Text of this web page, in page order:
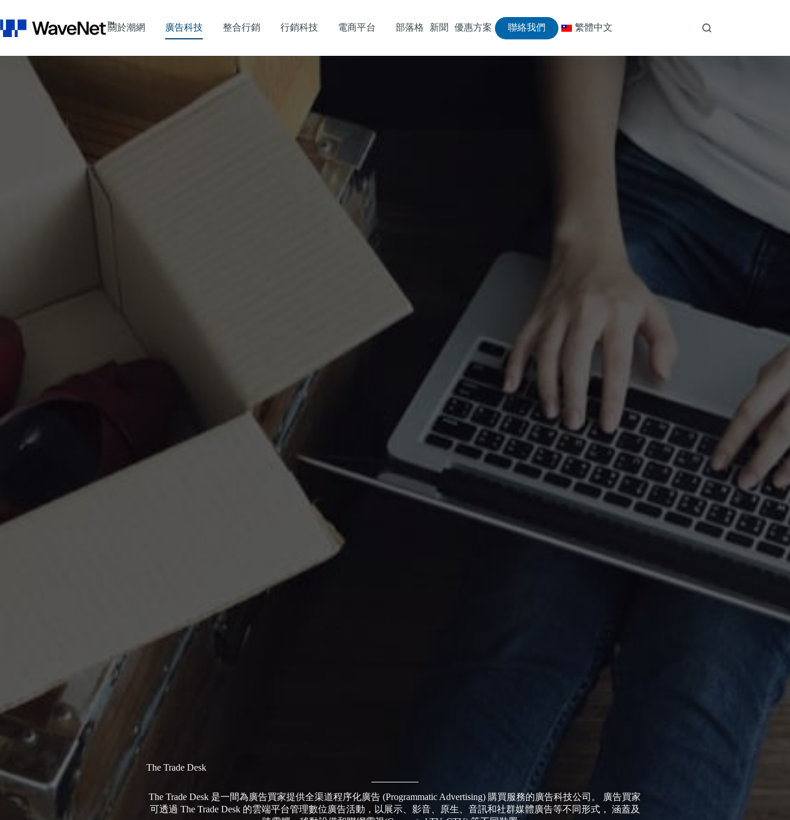
關於潮網 廣告科技 整合行銷 行銷科技 電商平台 部落格 新聞 優惠方案 聯絡我們 繁體中文
The Trade Desk
The Trade Desk 是一間為廣告買家提供全渠道程序化廣告 (Programmatic Advertising) 購買服務的廣告科技公司。 廣告買家
可透過 The Trade Desk 的雲端平台管理數位廣告活動，以展示、影音、原生、音訊和社群媒體廣告等不同形式， 涵蓋及